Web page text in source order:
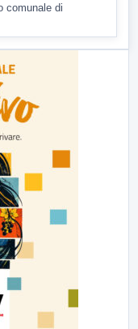
comunale di